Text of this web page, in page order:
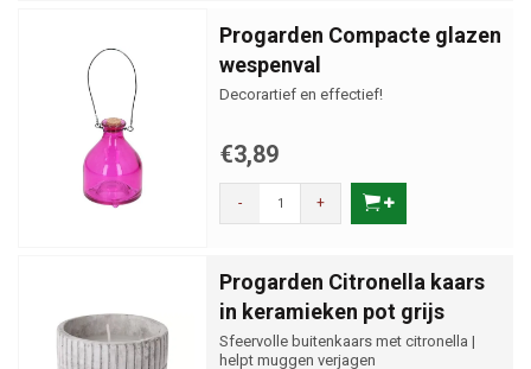
Progarden Compacte glazen
wespenval
Decorartief en effectief!
€3,89
- +
Progarden Citronella kaars
in keramieken pot grijs
Sfeervolle buitenkaars met citronella |
helpt muggen verjagen